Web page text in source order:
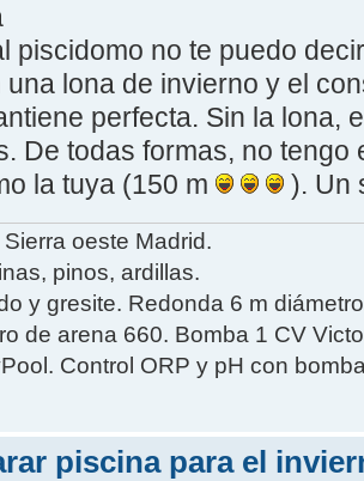
piscidomo no te puedo
lona de invierno y el
perfecta. Sin la lona,
De todas formas, no tengo
la tuya (150 m
). Un
oeste Madrid.
pinos, ardillas.
y gresite. Redonda 6 m
de arena 660. Bomba 1 CV
Control ORP y pH con
piscina para el